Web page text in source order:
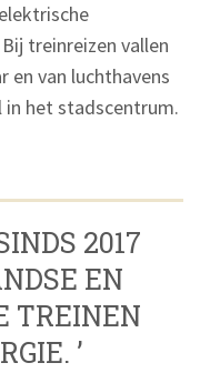
treinreizen vallen
en van luchthavens
het stadscentrum.
2017
EN
TREINEN
’